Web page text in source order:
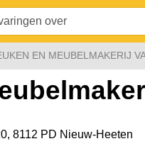
EN MEUBELMAKERIJ
, 8112 PD Nieuw-Heeten